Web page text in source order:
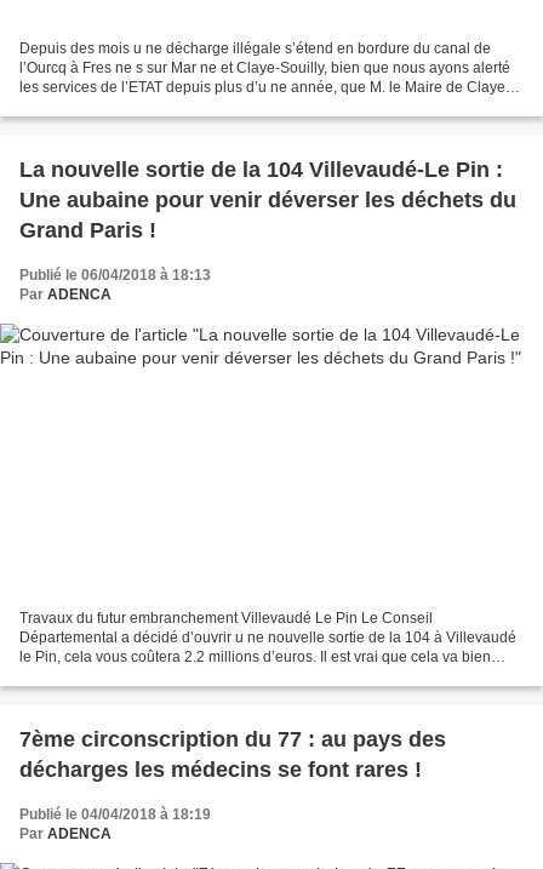
Depuis des mois u ne décharge illégale s’étend en bordure du canal de
l’Ourcq à Fres ne s sur Mar ne et Claye-Souilly, bien que nous ayons alerté
les services de l’ETAT depuis plus d’u ne année, que M. le Maire de Claye-
La nouvelle sortie de la 104 Villevaudé-Le Pin :
Une aubaine pour venir déverser les déchets du
Grand Paris !
Publié le 06/04/2018 à 18:13
Par ADENCA
Travaux du futur embranchement Villevaudé Le Pin Le Conseil
Départemental a décidé d’ouvrir u ne nouvelle sortie de la 104 à Villevaudé
le Pin, cela vous coûtera 2.2 millions d’euros. Il est vrai que cela va bien
7ème circonscription du 77 : au pays des
décharges les médecins se font rares !
Publié le 04/04/2018 à 18:19
Par ADENCA